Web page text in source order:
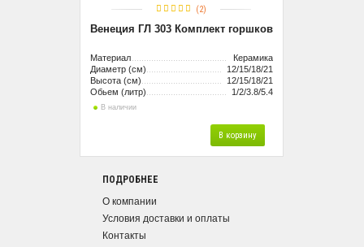
(2)
Венеция ГЛ 303 Комплект горшков
Материал
Керамика
Диаметр (см)
12/15/18/21
Высота (см)
12/15/18/21
Обьем (литр)
1/2/3.8/5.4
В наличии
В корзину
ПОДРОБНЕЕ
О компании
Условия доставки и оплаты
Контакты